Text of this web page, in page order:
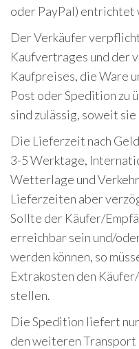
oder PayPal) entrichtet
Der Verkäufer
Kaufvertrages und der
Kaufpreises, die Ware
Post oder Spedition zu
sind zulässig, soweit
Die Lieferzeit nach
3-5 Werktage,
Wetterlage und
Lieferzeiten aber
Sollte der Käufer/
erreichbar sein und/
werden können, so
Extrakosten den
stellen.
Die Spedition liefert
den weiteren